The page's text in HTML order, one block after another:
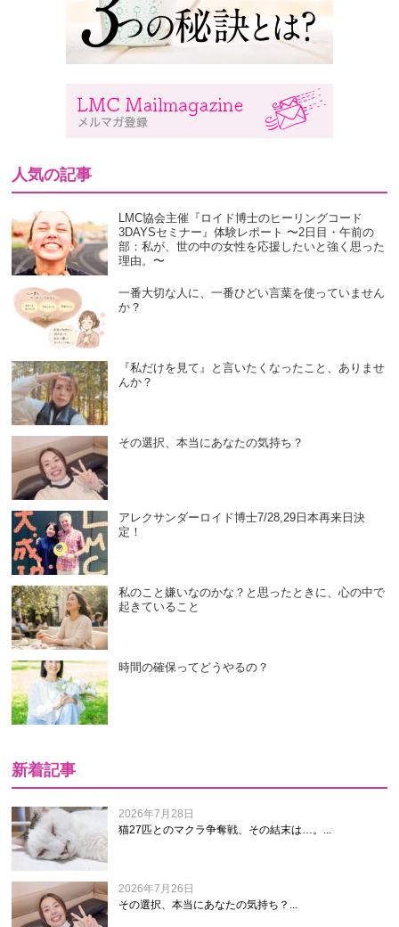
人気の記事
LMC協会主催『ロイド博士のヒーリングコード
3DAYSセミナー』体験レポート 〜2日目・午前の
部：私が、世の中の女性を応援したいと強く思った
理由。〜
一番大切な人に、一番ひどい言葉を使っていません
か？
『私だけを見て』と言いたくなったこと、ありませ
んか？
その選択、本当にあなたの気持ち？
アレクサンダーロイド博士7/28,29日本再来日決
定！
私のこと嫌いなのかな？と思ったときに、心の中で
起きていること
時間の確保ってどうやるの？
新着記事
2026年7月28日
猫27匹とのマクラ争奪戦、その結末は…。...
2026年7月26日
その選択、本当にあなたの気持ち？...